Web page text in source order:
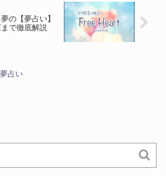
の【夢占い】
で徹底解説
占い